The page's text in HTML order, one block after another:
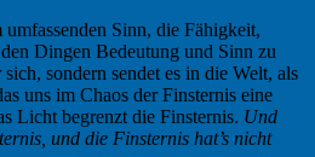
Sinn, die Fähigkeit,
Dingen Bedeutung und Sinn zu
sondern sendet es in die Welt, als
uns im Chaos der Finsternis eine
Licht begrenzt die Finsternis. Und
und die Finsternis hat’s nicht